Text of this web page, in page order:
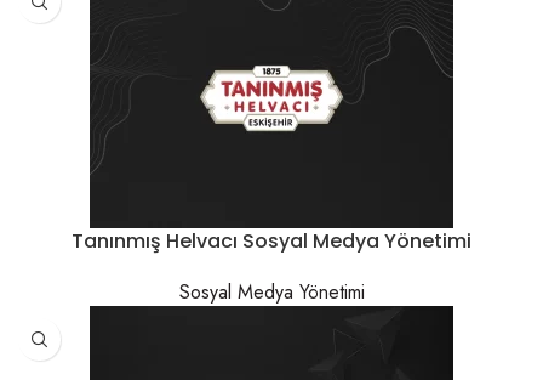
Tanınmış Helvacı Sosyal Medya Yönetimi
Sosyal Medya Yönetimi